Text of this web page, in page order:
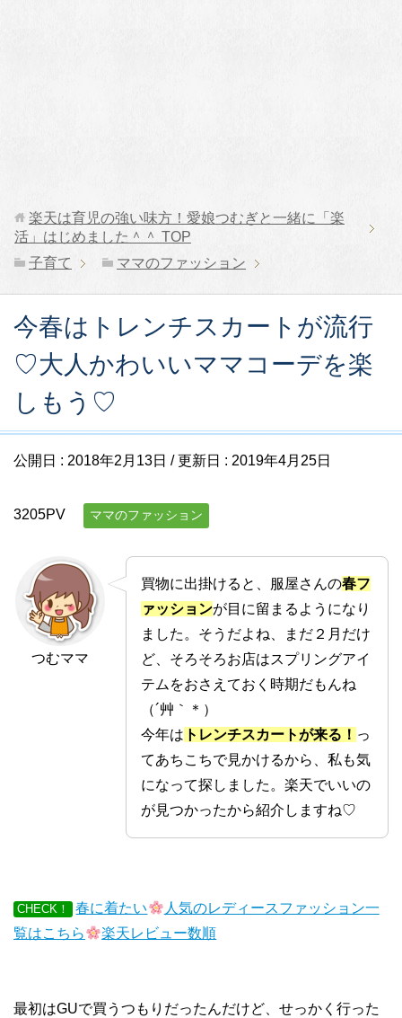
楽天は育児の強い味方！愛娘つむぎと一緒に「楽
活」はじめました＾＾ TOP
子育て
ママのファッション
今春はトレンチスカートが流行
♡大人かわいいママコーデを楽
しもう♡
公開日 : 2018年2月13日 / 更新日 : 2019年4月25日
3205PV ママのファッション
つむママ
買物に出掛けると、服屋さんの春フ
ァッションが目に留まるようになり
ました。そうだよね、まだ２月だけ
ど、そろそろお店はスプリングアイ
テムをおさえておく時期だもんね
（´艸｀＊）
今年は トレンチスカートが来る！ っ
てあちこちで見かけるから、私も気
になって探しました。楽天でいいの
が見つかったから紹介しますね♡
CHECK！ 春に着たい
人気のレディースファッション一
覧はこちら
楽天レビュー数順
最初はGUで買うつもりだったんだけど、せっかく行った